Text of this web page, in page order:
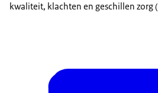
kwaliteit, klachten en geschillen zorg